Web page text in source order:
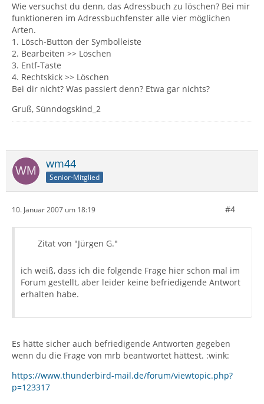
Wie versuchst du denn, das Adressbuch zu löschen? Bei mir
funktioneren im Adressbuchfenster alle vier möglichen
Arten.
1. Lösch-Button der Symbolleiste
2. Bearbeiten >> Löschen
3. Entf-Taste
4. Rechtskick >> Löschen
Bei dir nicht? Was passiert denn? Etwa gar nichts?
Gruß, Sünndogskind_2
wm44
Senior-Mitglied
10. Januar 2007 um 18:19 #4
Zitat von "Jürgen G."
ich weiß, dass ich die folgende Frage hier schon mal im
Forum gestellt, aber leider keine befriedigende Antwort
erhalten habe.
Es hätte sicher auch befriedigende Antworten gegeben
wenn du die Frage von mrb beantwortet hättest. :wink:
https://www.thunderbird-mail.de/forum/viewtopic.php?
p=123317